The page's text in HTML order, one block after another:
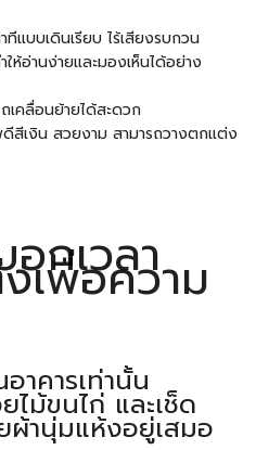
แบบเดินเรียบ ไร้เสียงรบกวน
ห้อ่านง่ายและมองเห็นได้อย่าง
เคลื่อนย้ายได้สะดวก
เงิน สวยงาม สามารถวางตกแต่ง
กเวลา
เพื่อความ
อาคารเท่านั้น
ม้ขนไก่ และเช็ด
ผ้านุ่มแห้งอยู่เสมอ